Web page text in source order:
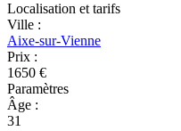
Localisation et tarifs
Ville :
Aixe-sur-Vienne
Prix :
1650 €
Paramètres
Âge :
31